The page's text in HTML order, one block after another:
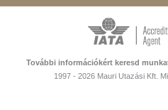
További információkért keresd
1997 - 2026 Mauri Utazási Kft.